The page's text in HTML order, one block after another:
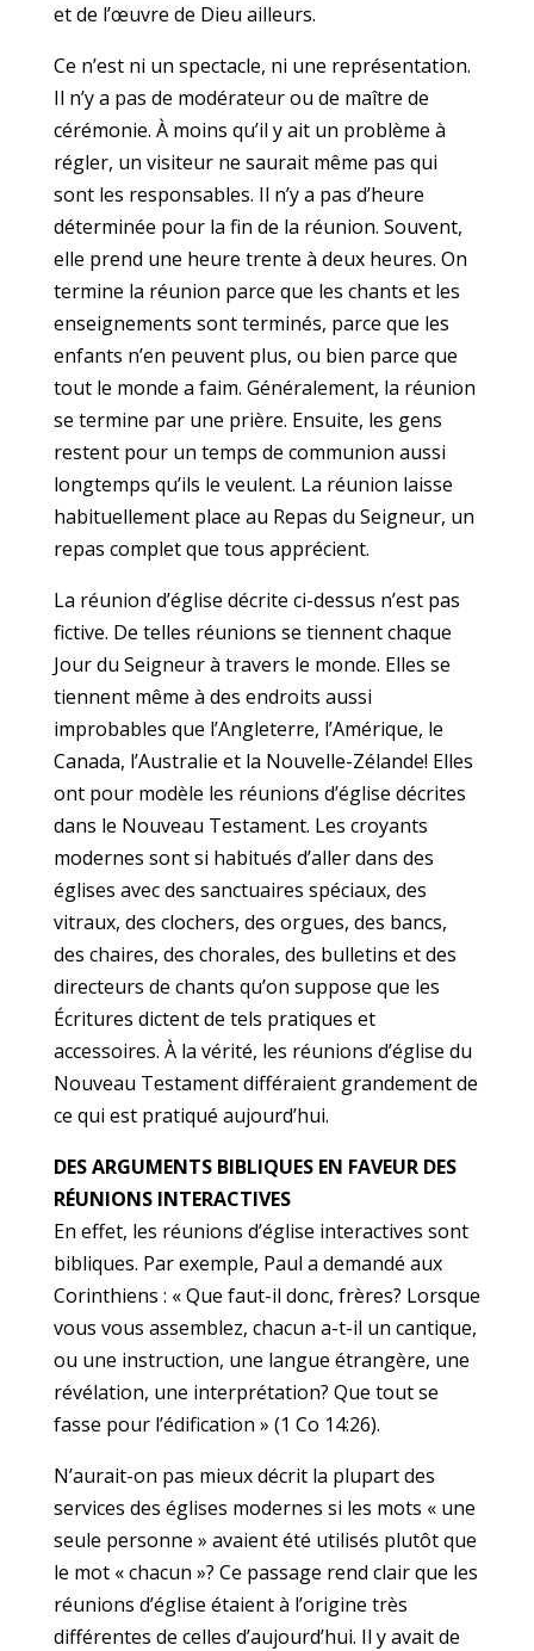
et de l’œuvre de Dieu ailleurs.
Ce n’est ni un spectacle, ni une représentation.
Il n’y a pas de modérateur ou de maître de
cérémonie. À moins qu’il y ait un problème à
régler, un visiteur ne saurait même pas qui
sont les responsables. Il n’y a pas d’heure
déterminée pour la fin de la réunion. Souvent,
elle prend une heure trente à deux heures. On
termine la réunion parce que les chants et les
enseignements sont terminés, parce que les
enfants n’en peuvent plus, ou bien parce que
tout le monde a faim. Généralement, la réunion
se termine par une prière. Ensuite, les gens
restent pour un temps de communion aussi
longtemps qu’ils le veulent. La réunion laisse
habituellement place au Repas du Seigneur, un
repas complet que tous apprécient.
La réunion d’église décrite ci-dessus n’est pas
fictive. De telles réunions se tiennent chaque
Jour du Seigneur à travers le monde. Elles se
tiennent même à des endroits aussi
improbables que l’Angleterre, l’Amérique, le
Canada, l’Australie et la Nouvelle-Zélande! Elles
ont pour modèle les réunions d’église décrites
dans le Nouveau Testament. Les croyants
modernes sont si habitués d’aller dans des
églises avec des sanctuaires spéciaux, des
vitraux, des clochers, des orgues, des bancs,
des chaires, des chorales, des bulletins et des
directeurs de chants qu’on suppose que les
Écritures dictent de tels pratiques et
accessoires. À la vérité, les réunions d’église du
Nouveau Testament différaient grandement de
ce qui est pratiqué aujourd’hui.
DES ARGUMENTS BIBLIQUES EN FAVEUR DES
RÉUNIONS INTERACTIVES
En effet, les réunions d’église interactives sont
bibliques. Par exemple, Paul a demandé aux
Corinthiens : « Que faut-il donc, frères? Lorsque
vous vous assemblez, chacun a-t-il un cantique,
ou une instruction, une langue étrangère, une
révélation, une interprétation? Que tout se
fasse pour l’édification » (1 Co 14:26).
N’aurait-on pas mieux décrit la plupart des
services des églises modernes si les mots « une
seule personne » avaient été utilisés plutôt que
le mot « chacun »? Ce passage rend clair que les
réunions d’église étaient à l’origine très
différentes de celles d’aujourd’hui. Il y avait de